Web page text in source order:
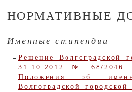
НОРМАТИВНЫЕ
Именные стипендии
Решение Волгоградской
31.10.2012 № 68/2046
Положения об
Волгоградской